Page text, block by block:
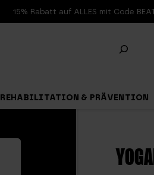
15% Rabatt auf ALLES mit Code
REHABILITATION & PRÄVENTION